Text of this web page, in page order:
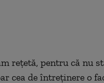
rețetă, pentru că nu
cea de întreținere o